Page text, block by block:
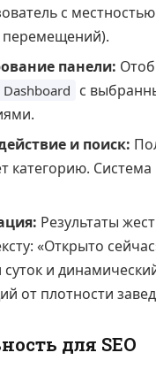
с
перемещений).
панели:
с
и поиск:
категорию.
Результаты
«Открыто
и
от плотности
для SEO